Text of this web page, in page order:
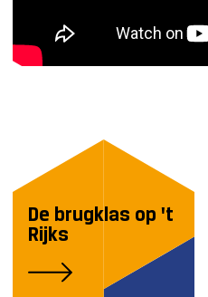
De brugklas op 't
Rijks